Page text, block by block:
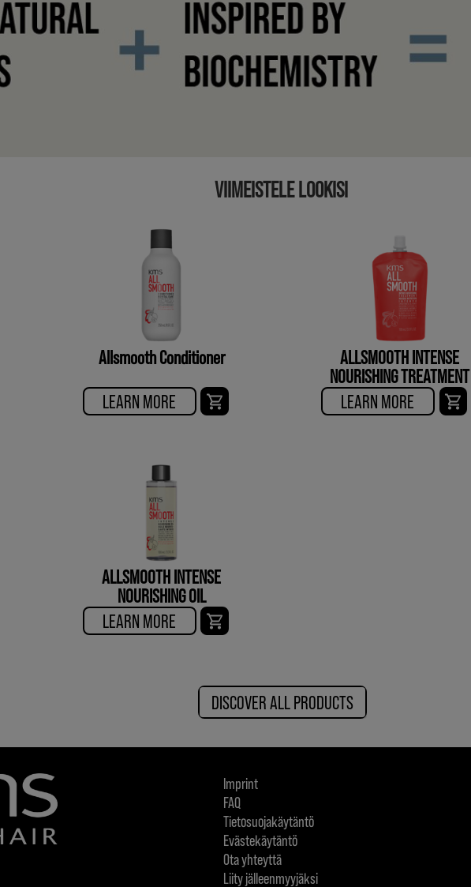
VIIMEISTELE LOOKISI
Allsmooth Conditioner
LEARN MORE
ALLSMOOTH INTENSE
NOURISHING TREATMENT
LEARN MORE
ALLSMOOTH INTENSE
NOURISHING OIL
LEARN MORE
DISCOVER ALL PRODUCTS
Imprint
FAQ
Tietosuojakäytäntö
Evästekäytäntö
Ota yhteyttä
Liity jälleenmyyjäksi